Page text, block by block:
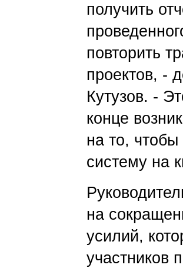
получить
повторить
проектов, -
Кутузов. -
конце
на то, чтобы
систему на
на
усилий,
участников